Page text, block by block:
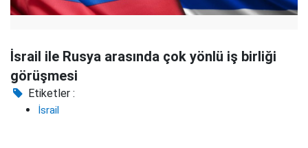
İsrail ile Rusya arasında çok yönlü iş birliği
görüşmesi
Etiketler :
İsrail